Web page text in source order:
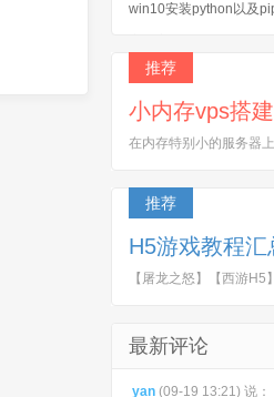
win10安装python以及
推荐
小内存vps搭
在内存特别小的服务器
推荐
H5游戏教程汇
【屠龙之怒】【西游
最新评论
yan (09-19 13:21) 说：